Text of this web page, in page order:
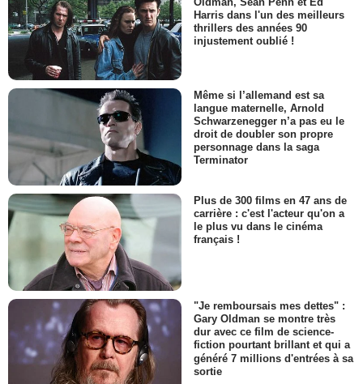
Harris dans l'un des meilleurs
thrillers des années 90
injustement oublié !
Même si l’allemand est sa
langue maternelle, Arnold
Schwarzenegger n’a pas eu le
droit de doubler son propre
personnage dans la saga
Terminator
Plus de 300 films en 47 ans de
carrière : c'est l'acteur qu'on a
le plus vu dans le cinéma
français !
"Je remboursais mes dettes" :
Gary Oldman se montre très
dur avec ce film de science-
fiction pourtant brillant et qui a
généré 7 millions d'entrées à sa
sortie